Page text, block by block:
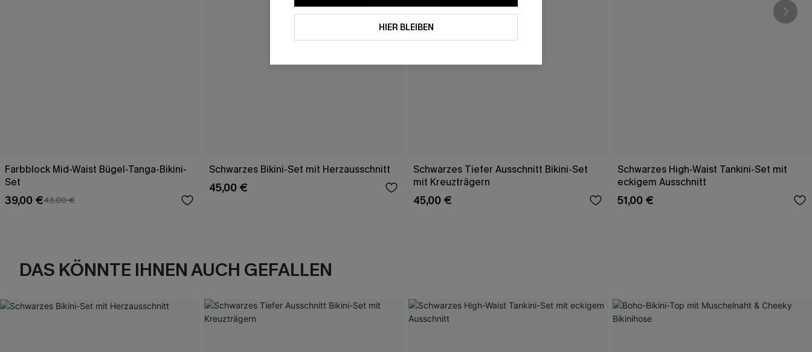
Farbblock Mid-Waist Bügel-Tanga-Bikini-
Set
39,00 €43,00 €
Schwarzes Bikini-Set mit Herzausschnitt
45,00 €
Schwarzes Tiefer Ausschnitt Bikini-Set
mit Kreuzträgern
45,00 €
Schwarzes High-Waist Tankini-Set mit
eckigem Ausschnitt
51,00 €
DAS KÖNNTE IHNEN AUCH GEFALLEN
HIER BLEIBEN